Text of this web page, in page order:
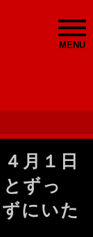
MENU
月１日
ずっ
にいた